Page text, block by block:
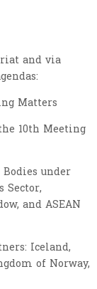
and via
Matters
10th Meeting
under
Sector,
and ASEAN
Iceland,
of Norway,